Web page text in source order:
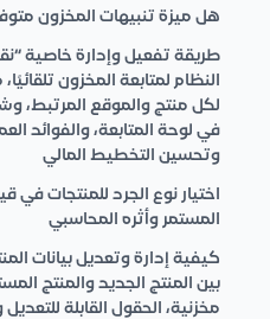
هل ميزة تنبيهات المخزون
طريقة تفعيل وإدارة خاصية
النظام لمتابعة المخزون
لكل منتج والموقع المرتبط،
في لوحة المتابعة، والفوائد
وتحسين التخطيط المالي
اختيار نوع الجرد للمنتجات في
المستمر وأثره المحاسبي
كيفية إدارة وتعديل بيانات
بين المنتج الجديد والمنتج
مخزنية، الحقول القابلة